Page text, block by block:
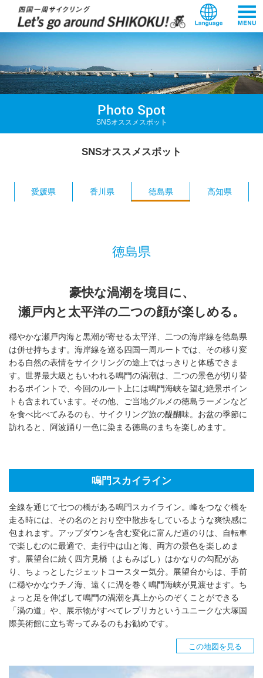
ッ
プ
Photo Spot
SNSオススメスポット
SNSオススメスポット
愛媛県 香川県 徳島県 高知県
徳島県
豪快な渦潮を境目に、
瀬戸内と太平洋の二つの顔が楽しめる。
穏やかな瀬戸内海と黒潮が寄せる太平洋、二つの海岸線を徳島県
は併せ持ちます。海岸線を巡る四国一周ルートでは、その移り変
わる自然の表情をサイクリングの途上ではっきりと体感できま
す。世界最大級ともいわれる鳴門の渦潮は、二つの景色が切り替
わるポイントで、今回のルート上には鳴門海峡を望む絶景ポイン
トも含まれています。その他、ご当地グルメの徳島ラーメンなど
を食べ比べてみるのも、サイクリング旅の醍醐味。お盆の季節に
訪れると、阿波踊り一色に染まる徳島のまちを楽しめます。
鳴門スカイライン
全線を通じて七つの橋がある鳴門スカイライン。峰をつなぐ橋を
走る時には、その名のとおり空中散歩をしているような爽快感に
包まれます。アップダウンを含む変化に富んだ道のりは、自転車
で楽しむのに最適で、走行中は山と海、両方の景色を楽しめま
す。展望台に続く四方見橋（よもみばし）はかなりの勾配があ
り、ちょっとしたジェットコースター気分。展望台からは、手前
に穏やかなウチノ海、遠くに渦を巻く鳴門海峡が見渡せます。ち
ょっと足を伸ばして鳴門の渦潮を真上からのぞくことができる
「渦の道」や、展示物がすべてレプリカというユニークな大塚国
際美術館に立ち寄ってみるのもお勧めです。
この地図を見る